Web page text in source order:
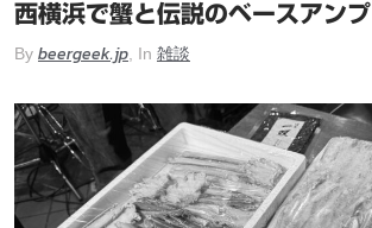
西横浜で蟹と伝説のベースアンプ
By beergeek.jp , In 雑談